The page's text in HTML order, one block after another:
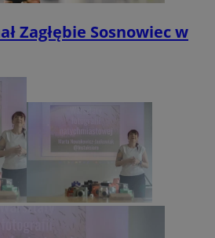
Zagłębie Sosnowiec w